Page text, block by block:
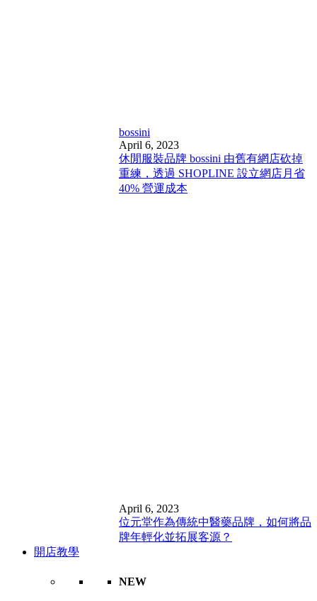
bossini
April 6, 2023
休閒服裝品牌 bossini 由舊有網店砍掉
重練，透過 SHOPLINE 設立網店月省
40% 營運成本
April 6, 2023
位元堂作為傳統中醫藥品牌，如何將品
牌年輕化並拓展客源？
開店教學
NEW